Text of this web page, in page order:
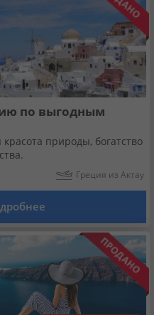
по выгодным
природы, богатство
Греция из Актау